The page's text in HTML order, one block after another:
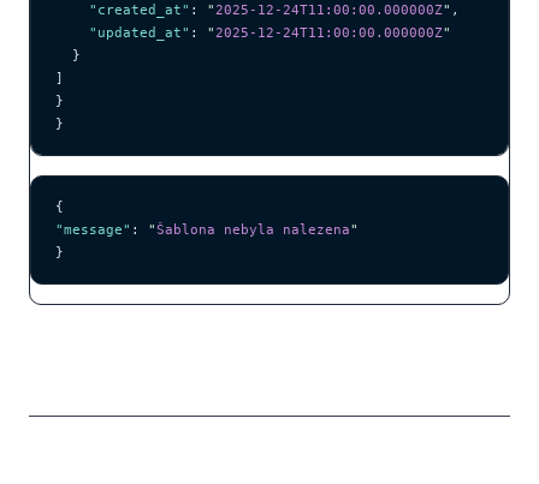
    "created_at"
: "2025-12-24T11:00:00.000000Z" ,
    "updated_at"
: "2025-12-24T11:00:00.000000Z"
  }
]
}
}
{
"message" : "Šablona nebyla nalezena"
}